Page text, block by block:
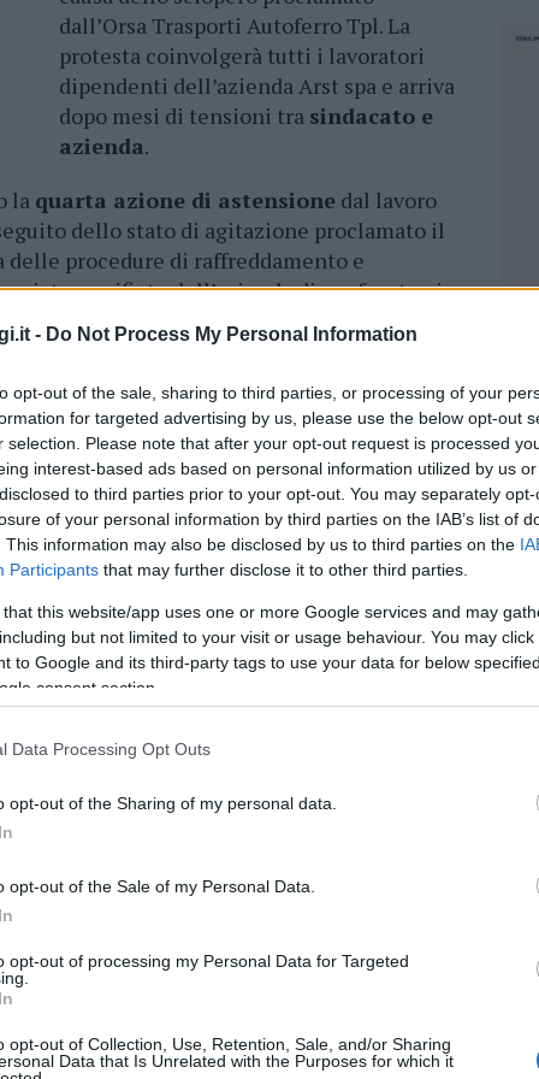
- Do Not Process My Personal Information
opt-out of the sale, sharing to third parties, or processing of your
for targeted advertising by us, please use the below opt-out
selection. Please note that after your opt-out request is processed
interest-based ads based on personal information utilized by us
to third parties prior to your opt-out. You may separately
of your personal information by third parties on the IAB’s list of
This information may also be disclosed by us to third parties on the
Participants that may further disclose it to other third parties.
that this website/app uses one or more Google services and may
but not limited to your visit or usage behaviour. You may
to Google and its third-party tags to use your data for below
consent section.
Data Processing Opt Outs
opt-out of the Sharing of my personal data.
opt-out of the Sale of my Personal Data.
opt-out of processing my Personal Data for Targeted
opt-out of Collection, Use, Retention, Sale, and/or Sharing
Data that Is Unrelated with the Purposes for which it
dall’Orsa Trasporti Autoferro Tpl. La
protesta coinvolgerà tutti i lavoratori
dipendenti dell’azienda Arst spa e arriva
dopo mesi di tensioni tra sindacato e
azienda.
la quarta azione di astensione dal lavoro
dello stato di agitazione proclamato il
procedure di raffreddamento e
un rifiuto dell’azienda di confrontarsi
contrattuale di secondo livello
, inviata
un atteggiamento discriminatorio nei
da Orsa Tpl.
registrato un’adesione significativa, con
e del 23,90% il 5 luglio 2025 rispetto
di personale in turno nelle fasce di
coinvolgerà tutti ilavoratori Arstper
del servizio. Saranno comunque garantite
per i trasporti pubblici, incluse le tratte
nonché, seppur non obbligatorio, il
assicureranno la sicurezza di utenti,
le disposizioni aziendali e le normative
delsettore automobilistico
completo sarà assicurato
fuori di queste fasce, potranno verificarsi
con inevitabili disagi anche per chi viaggia
subire ritardi o cancellazioni. Gli utenti sono
e a pianificare eventuali spostamenti
atto di una lunga vertenza tra sindacato